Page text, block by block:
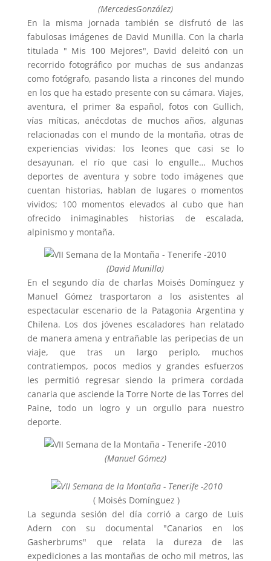
(MercedesGonzález)
En la misma jornada también se disfrutó de las
fabulosas imágenes de David Munilla. Con la charla
titulada " Mis 100 Mejores", David deleitó con un
recorrido fotográfico por muchas de sus andanzas
como fotógrafo, pasando lista a rincones del mundo
en los que ha estado presente con su cámara. Viajes,
aventura, el primer 8a español, fotos con Gullich,
vías míticas, anécdotas de muchos años, algunas
relacionadas con el mundo de la montaña, otras de
experiencias vividas: los leones que casi se lo
desayunan, el río que casi lo engulle… Muchos
deportes de aventura y sobre todo imágenes que
cuentan historias, hablan de lugares o momentos
vividos; 100 momentos elevados al cubo que han
ofrecido inimaginables historias de escalada,
alpinismo y montaña.
(David Munilla)
En el segundo día de charlas Moisés Domínguez y
Manuel Gómez trasportaron a los asistentes al
espectacular escenario de la Patagonia Argentina y
Chilena. Los dos jóvenes escaladores han relatado
de manera amena y entrañable las peripecias de un
viaje, que tras un largo periplo, muchos
contratiempos, pocos medios y grandes esfuerzos
les permitió regresar siendo la primera cordada
canaria que asciende la Torre Norte de las Torres del
Paine, todo un logro y un orgullo para nuestro
deporte.
(Manuel Gómez)
( Moisés Domínguez )
La segunda sesión del día corrió a cargo de Luis
Adern con su documental "Canarios en los
Gasherbrums" que relata la dureza de las
expediciones a las montañas de ocho mil metros, las